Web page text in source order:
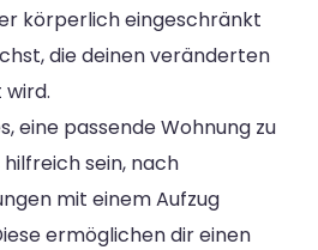
körperlich eingeschränkt
die deinen veränderten
eine passende Wohnung zu
sein, nach
mit einem Aufzug
ermöglichen dir einen